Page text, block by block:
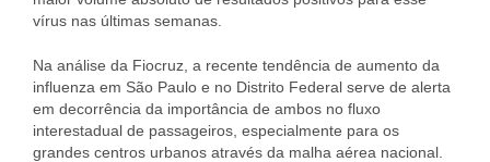
vírus nas últimas semanas.
Na análise da Fiocruz, a recente tendência de aumento da
influenza em São Paulo e no Distrito Federal serve de alerta
em decorrência da importância de ambos no fluxo
interestadual de passageiros, especialmente para os
grandes centros urbanos através da malha aérea nacional.